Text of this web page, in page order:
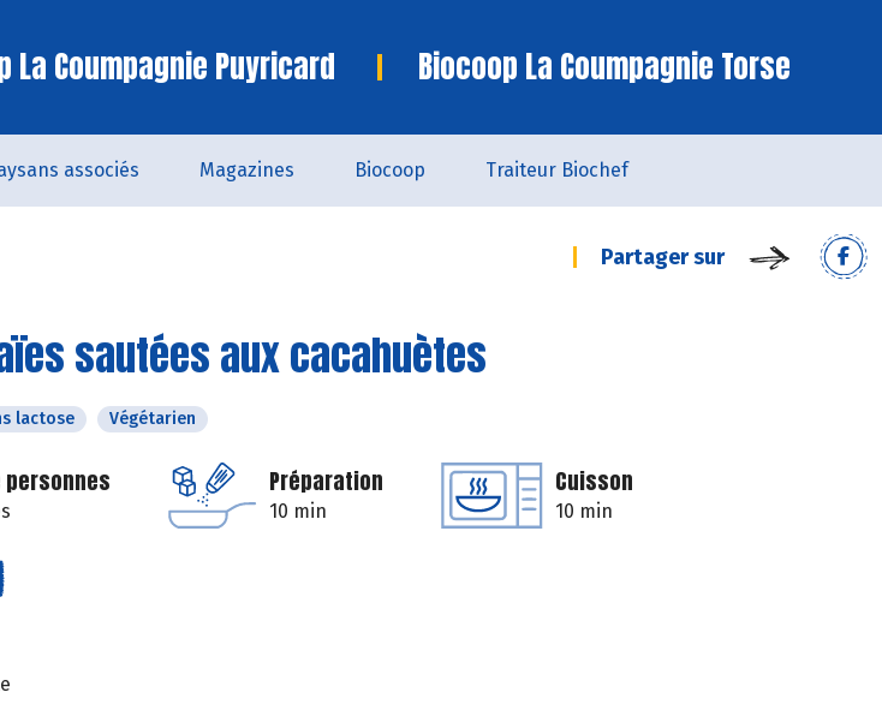
La Coumpagnie Puyricard Biocoop La Coumpagnie Torse
associés Magazines Biocoop Traiteur Biochef
Partager sur
sautées aux cacahuètes
lactose Végétarien
personnes Préparation
10 min
Cuisson
10 min